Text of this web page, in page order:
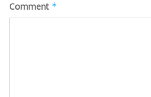
Comment *